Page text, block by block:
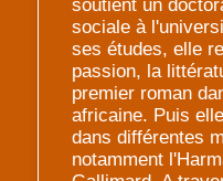
soutient un
sociale à
ses études, elle
passion, la
premier roman
africaine. Puis
dans différentes
notamment